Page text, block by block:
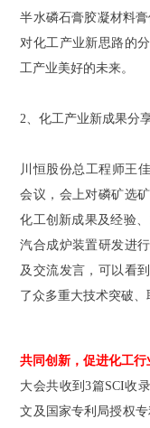
半水磷石膏胶凝材料
对化工产业新思路的
工产业美好的未来。
2、化工产业新成果分
川恒股份总工程师王
会议，会上对磷矿选
化工创新成果及经验
汽合成炉装置研发进
及交流发言，可以看
了众多重大技术突破、
共同创新，促进化工行
大会共收到3篇SCI收
文及国家专利局授权